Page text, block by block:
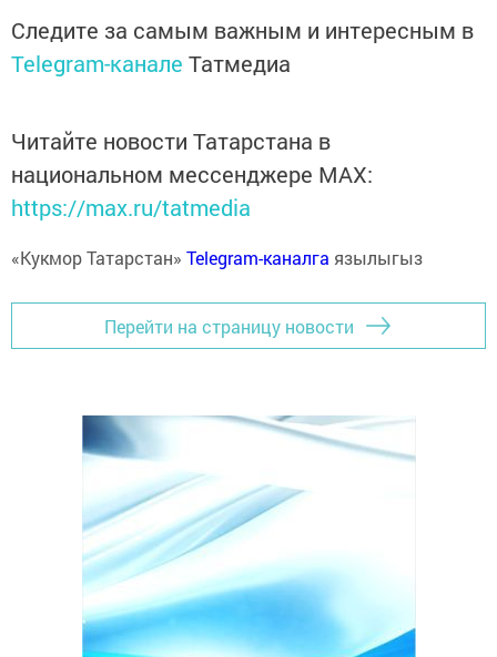
Следите за самым важным и интересным в
Telegram-канале Татмедиа
Читайте новости Татарстана в
национальном мессенджере MАХ:
https://max.ru/tatmedia
«Кукмор Татарстан» Telegram-каналга язылыгыз
Перейти на страницу новости